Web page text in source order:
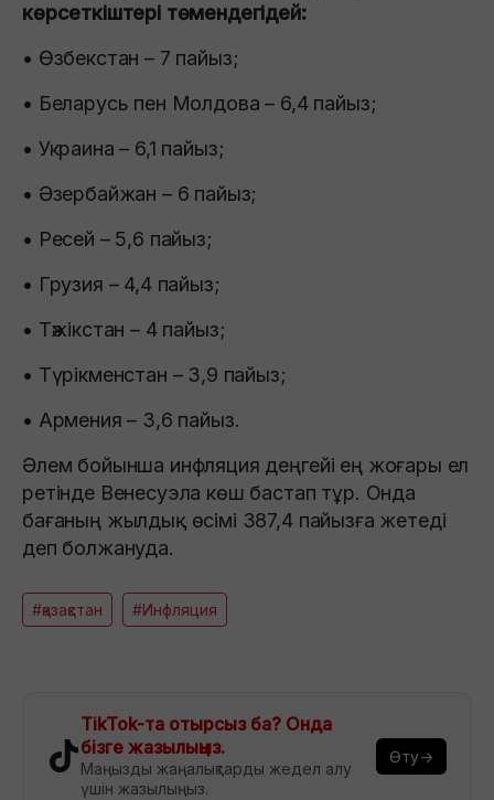
көрсеткіштері төмендегідей:
• Өзбекстан – 7 пайыз;
• Беларусь пен Молдова – 6,4 пайыз;
• Украина – 6,1 пайыз;
• Әзербайжан – 6 пайыз;
• Ресей – 5,6 пайыз;
• Грузия – 4,4 пайыз;
• Тәжікстан – 4 пайыз;
• Түрікменстан – 3,9 пайыз;
• Армения – 3,6 пайыз.
Әлем бойынша инфляция деңгейі ең жоғары ел
ретінде Венесуэла көш бастап тұр. Онда
бағаның жылдық өсімі 387,4 пайызға жетеді
деп болжануда.
#қазақстан #Инфляция
TikTok-та отырсыз ба? Онда
бізге жазылыңыз.
Маңызды жаңалықтарды жедел алу
үшін жазылыңыз.
Өту→